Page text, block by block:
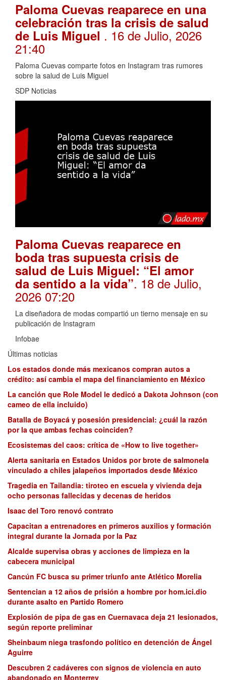
Paloma Cuevas reaparece en una
celebración tras la crisis de salud
de Luis Miguel . 16 de Julio, 2026
21:40
Paloma Cuevas comparte fotos en Instagram tras rumores
sobre la salud de Luis Miguel
SDP Noticias
Paloma Cuevas reaparece en
boda tras supuesta crisis de
salud de Luis Miguel: “El amor
da sentido a la vida”. 18 de Julio,
2026 07:20
La diseñadora de modas compartió un tierno mensaje en su
publicación de Instagram
Infobae
Últimas noticias
Los estados donde más mexicanos compran autos a
crédito: así cambia el mapa del financiamiento en México
La canción que Role Model le dedicó a Dakota Johnson (con
cameo de ella incluido)
Batalla de Boyacá y posesión presidencial: ¿cuál la razón
por la que ambas fechas coinciden?
Ecosistemas del caos: crítica de «How to live together»
Alerta sanitaria en Estados Unidos por brote de salmonela
vinculado a chiles jalapeños importados desde México
Tragedia en Tailandia: tiroteo en escuela y vivienda deja
ocho personas fallecidas y decenas de heridos
Isaac del Toro renovó contrato
Capacitan a entrenadores en primeros auxilios y formación
integral durante la Jornada por la Paz
Alcalde supervisa obras y acciones de limpieza en la
cabecera municipal
Cancún FC busca su primer triunfo ante Atlético Morelia
Sentencian a 12 años de prisión a hombre por hom.ici.dio
durante asalto en Partido Romero
Explosión de pipa de gas en Cuernavaca deja 21 lesionados,
según reporte preliminar
Sheinbaum niega trasfondo político en detención de Ángel
Aguirre
Descubren 2 cadáveres con signos de violencia en auto
abandonado en Monterrey